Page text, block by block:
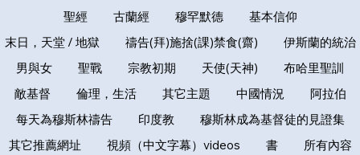
聖經
古蘭經 穆罕默德
基本信仰
末日，天堂 / 地獄
禱告(拜)施捨(課)禁食(齋)
伊斯蘭的統治
男與女
聖戰 宗教初期 天使(天神)
布哈里聖訓
敵基督
倫理，生活 其它主題 中國情況
阿拉伯
每天為穆斯林禱告
印度教
穆斯林成為基督徒的見證集
其它推薦網址
視頻（中文字幕）videos 書
所有內容